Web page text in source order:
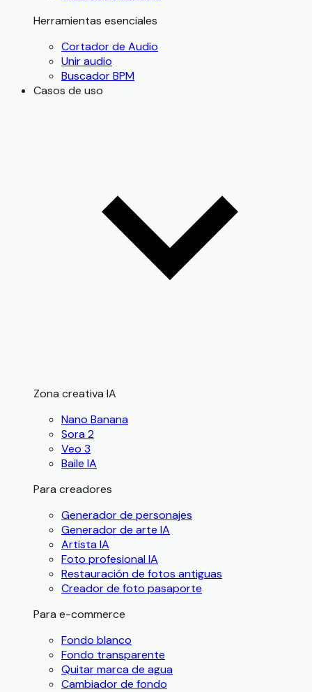
Herramientas esenciales
Cortador de Audio
Unir audio
Buscador BPM
Casos de uso
Zona creativa IA
Nano Banana
Sora 2
Veo 3
Baile IA
Para creadores
Generador de personajes
Generador de arte IA
Artista IA
Foto profesional IA
Restauración de fotos antiguas
Creador de foto pasaporte
Para e-commerce
Fondo blanco
Fondo transparente
Quitar marca de agua
Cambiador de fondo